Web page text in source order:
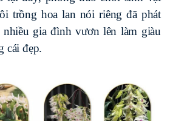
trồng hoa lan nói riêng đã phát
gia đình vươn lên làm giàu
cái đẹp.